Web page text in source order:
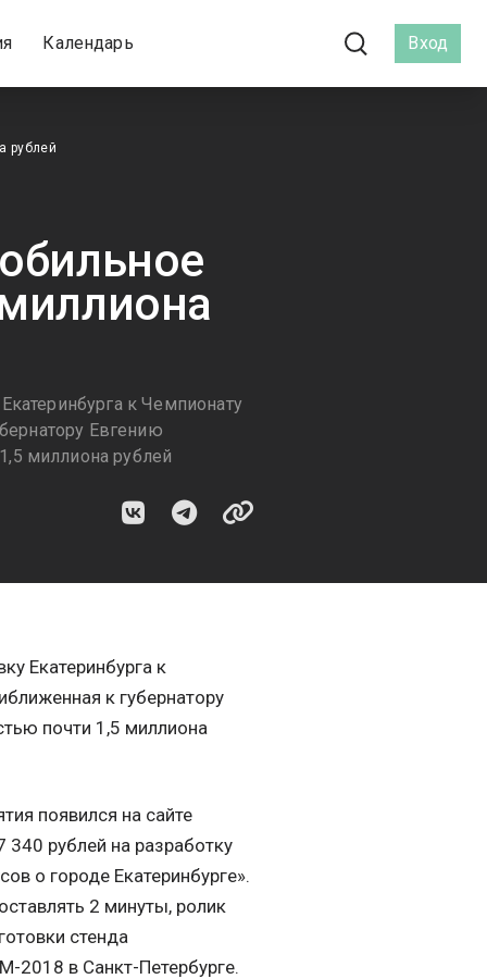
Календарь Вход
рублей
к Чемпионату
Евгению
миллиона рублей
Екатеринбурга к
к губернатору
почти 1,5 миллиона
появился на сайте
340 рублей на разработку
о городе Екатеринбурге».
2 минуты, ролик
стенда
2018 в Санкт-Петербурге.